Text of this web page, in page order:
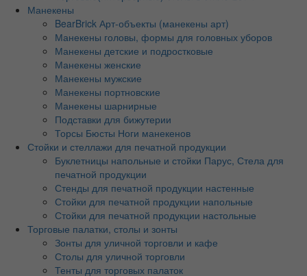
Манекены
BearBrick Арт-объекты (манекены арт)
Манекены головы, формы для головных уборов
Манекены детские и подростковые
Манекены женские
Манекены мужские
Манекены портновские
Манекены шарнирные
Подставки для бижутерии
Торсы Бюсты Ноги манекенов
Стойки и стеллажи для печатной продукции
Буклетницы напольные и стойки Парус, Стела для
печатной продукции
Стенды для печатной продукции настенные
Стойки для печатной продукции напольные
Стойки для печатной продукции настольные
Торговые палатки, столы и зонты
Зонты для уличной торговли и кафе
Столы для уличной торговли
Тенты для торговых палаток